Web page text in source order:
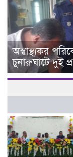
অস্বাস্থ্যকর
চুনারুঘাটে দুই